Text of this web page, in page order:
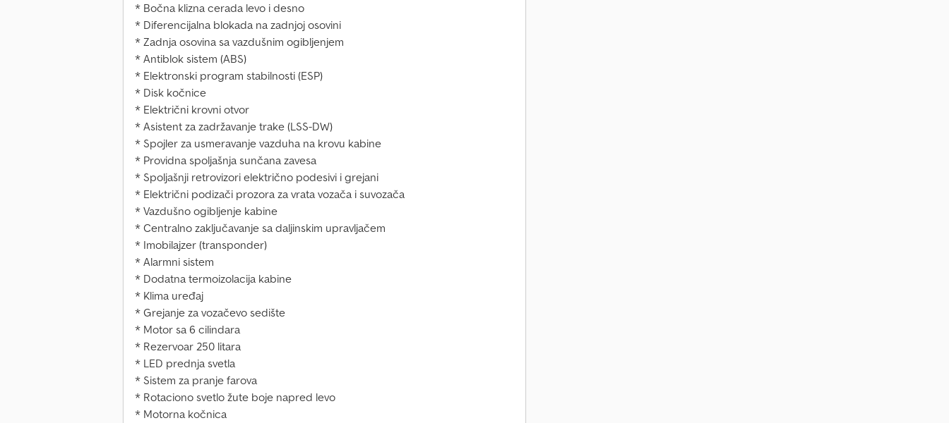
* Bočna klizna cerada levo i desno
* Diferencijalna blokada na zadnjoj osovini
* Zadnja osovina sa vazdušnim ogibljenjem
* Antiblok sistem (ABS)
* Elektronski program stabilnosti (ESP)
* Disk kočnice
* Električni krovni otvor
* Asistent za zadržavanje trake (LSS-DW)
* Spojler za usmeravanje vazduha na krovu kabine
* Providna spoljašnja sunčana zavesa
* Spoljašnji retrovizori električno podesivi i grejani
* Električni podizači prozora za vrata vozača i suvozača
* Vazdušno ogibljenje kabine
* Centralno zaključavanje sa daljinskim upravljačem
* Imobilajzer (transponder)
* Alarmni sistem
* Dodatna termoizolacija kabine
* Klima uređaj
* Grejanje za vozačevo sedište
* Motor sa 6 cilindara
* Rezervoar 250 litara
* LED prednja svetla
* Sistem za pranje farova
* Rotaciono svetlo žute boje napred levo
* Motorna kočnica